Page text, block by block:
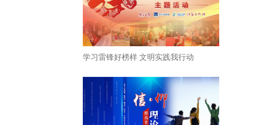
学习雷锋好榜样 文明实践我行动